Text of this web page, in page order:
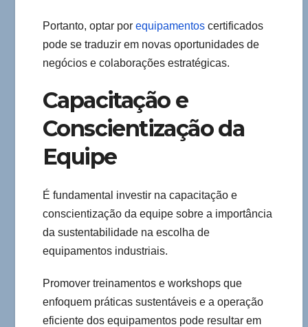
Portanto, optar por equipamentos certificados
pode se traduzir em novas oportunidades de
negócios e colaborações estratégicas.
Capacitação e
Conscientização da
Equipe
É fundamental investir na capacitação e
conscientização da equipe sobre a importância
da sustentabilidade na escolha de
equipamentos industriais.
Promover treinamentos e workshops que
enfoquem práticas sustentáveis e a operação
eficiente dos equipamentos pode resultar em